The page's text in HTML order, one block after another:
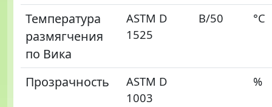
Температура
размягчения
по Вика
ASTM D
1525
B/50 °C
Прозрачность
ASTM D
1003
%